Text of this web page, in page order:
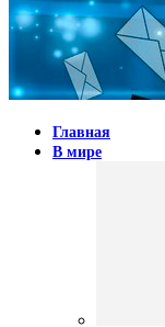
Главная
В мире